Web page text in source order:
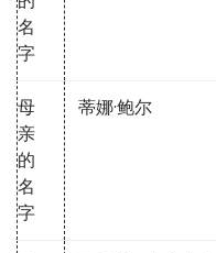
名
字
母
亲
的
名
字
蒂娜·鲍尔